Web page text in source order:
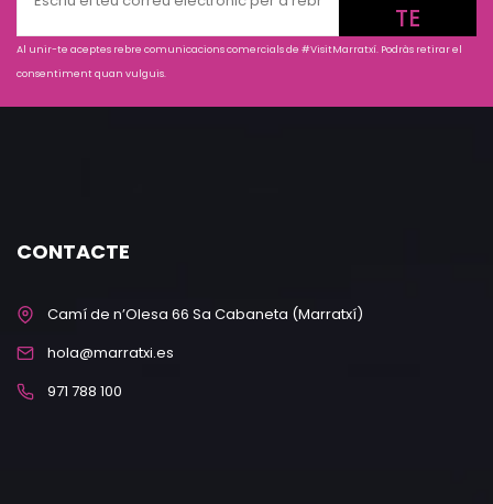
TE
Al unir-te aceptes rebre comunicacions comercials de #VisitMarratxí. Podràs retirar el
consentiment quan vulguis.
CONTACTE
Camí de n’Olesa 66 Sa Cabaneta (Marratxí)
hola@marratxi.es
971 788 100